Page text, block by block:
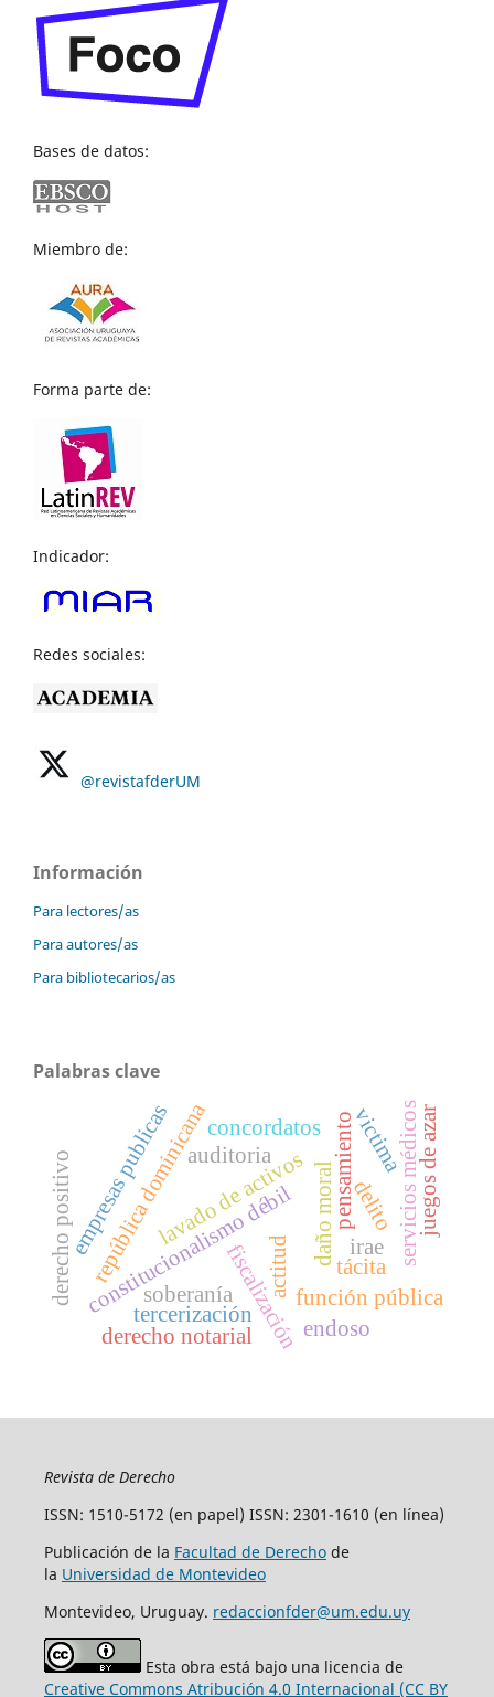
Bases de datos:
Miembro de:
Forma parte de:
Indicador:
Redes sociales:
@revistafderUM
Información
Para lectores/as
Para autores/as
Para bibliotecarios/as
Palabras clave
constitucionalismo débil
república dominicana
fiscalización
auditoria
soberanía
pensamiento
actitud
lavado de activos delito
daño moral
empresas publicas servicios médicos
función pública
derecho positivo irae
tercerización
juegos de azar
tácita
derecho notarial
concordatos
endoso
victima
Revista de Derecho
ISSN: 1510-5172 (en papel) ISSN: 2301-1610 (en línea)
Publicación de la Facultad de Derechode
la Universidad de Montevideo
Montevideo, Uruguay. redaccionfder@um.edu.uy
Esta obra está bajo una licencia de
Creative Commons Atribución 4.0 Internacional (CC BY